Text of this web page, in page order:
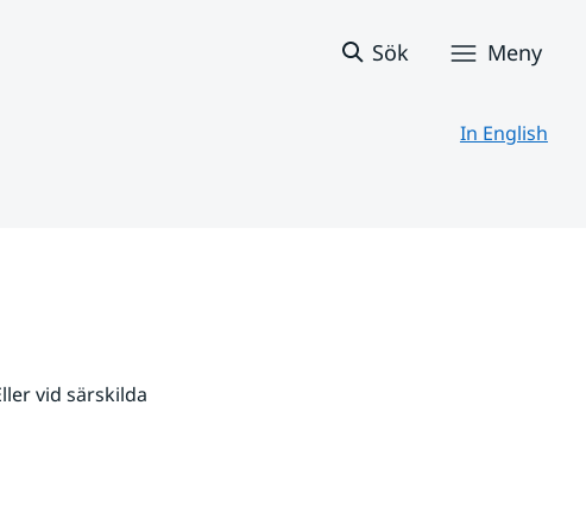
Sök Meny
In English
vid särskilda